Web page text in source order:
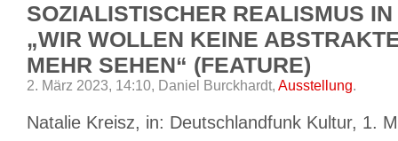
SOZIALISTISCHER REALISMUS
„WIR WOLLEN KEINE
MEHR SEHEN“ (FEATURE)
2. März 2023, 14:10, Daniel Burckhardt, Ausstellung.
Natalie Kreisz, in: Deutschlandfunk Kultur, 1.